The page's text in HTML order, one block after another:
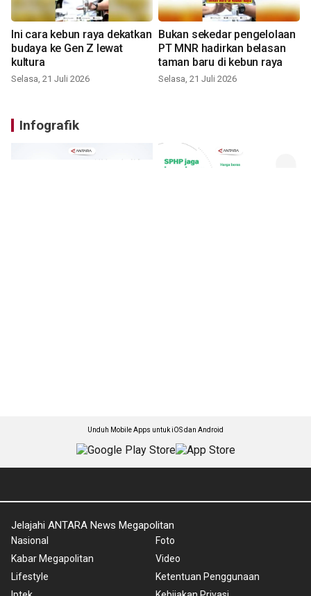
Ini cara kebun raya dekatkan
budaya ke Gen Z lewat
kultura
Selasa, 21 Juli 2026
Bukan sekedar pengelolaan
PT MNR hadirkan belasan
taman baru di kebun raya
Selasa, 21 Juli 2026
Infografik
Unduh Mobile Apps untuk iOS dan Android
Jelajahi ANTARA News Megapolitan
Nasional
Kabar Megapolitan
Lifestyle
Foto
Video
Ketentuan Penggunaan